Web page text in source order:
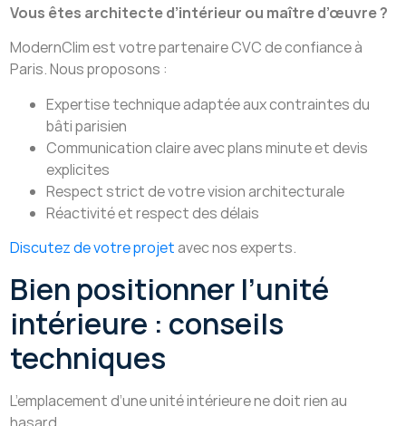
Vous êtes architecte d’intérieur ou maître d’œuvre ?
ModernClim est votre partenaire CVC de confiance à
Paris. Nous proposons :
Expertise technique adaptée aux contraintes du
bâti parisien
Communication claire avec plans minute et devis
explicites
Respect strict de votre vision architecturale
Réactivité et respect des délais
Discutez de votre projetavec nos experts.
Bien positionner l’unité
intérieure : conseils
techniques
L’emplacement d’une unité intérieure ne doit rien au
hasard.